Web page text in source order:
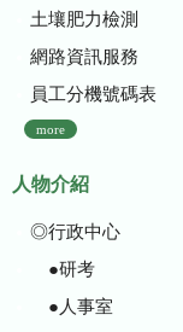
土壤肥力檢測
網路資訊服務
員工分機號碼表
more
人物介紹
◎行政中心
●研考
●人事室